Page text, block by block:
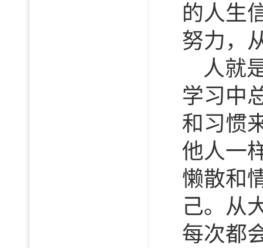
的人生
努力，
人就
学习中
和习惯
他人一
懒散和
己。从
每次都